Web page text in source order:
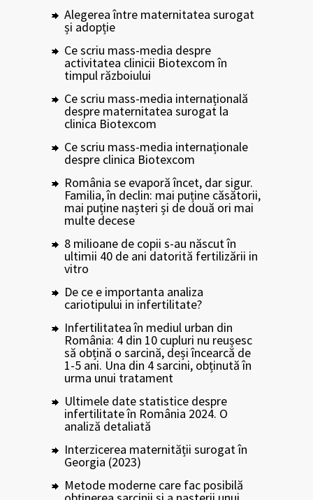
Alegerea între maternitatea surogat
și adopție
Ce scriu mass-media despre
activitatea clinicii Biotexcom în
timpul războiului
Ce scriu mass-media internațională
despre maternitatea surogat la
clinica Biotexcom
Ce scriu mass-media internaționale
despre clinica Biotexcom
România se evaporă încet, dar sigur.
Familia, în declin: mai puține căsătorii,
mai puține nașteri și de două ori mai
multe decese
8 milioane de copii s-au născut în
ultimii 40 de ani datorită fertilizării in
vitro
De ce e importanta analiza
cariotipului in infertilitate?
Infertilitatea în mediul urban din
România: 4 din 10 cupluri nu reușesc
să obțină o sarcină, deși încearcă de
1-5 ani. Una din 4 sarcini, obținută în
urma unui tratament
Ultimele date statistice despre
infertilitate în România 2024. O
analiză detaliată
Interzicerea maternității surogat în
Georgia (2023)
Metode moderne care fac posibilă